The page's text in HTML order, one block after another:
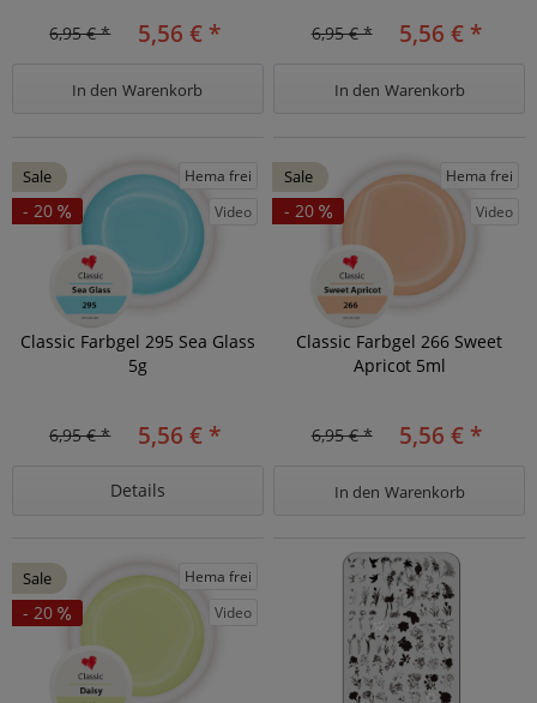
6,95 € * 5,56 € *
In den Warenkorb
6,95 € * 5,56 € *
In den Warenkorb
Sale
- 20
Hema frei
Video
Classic Farbgel 295 Sea Glass
5g
6,95 € * 5,56 € *
Details
Sale
- 20
Hema frei
Video
Classic Farbgel 266 Sweet
Apricot 5ml
6,95 € * 5,56 € *
In den Warenkorb
Sale
- 20
Hema frei
Video